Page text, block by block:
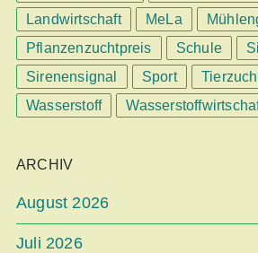
Landwirtschaft
MeLa
Pflanzenzuchtpreis
Schule
Sirenensignal
Sport
Wasserstoff
ARCHIV
August 2026
Juli 2026